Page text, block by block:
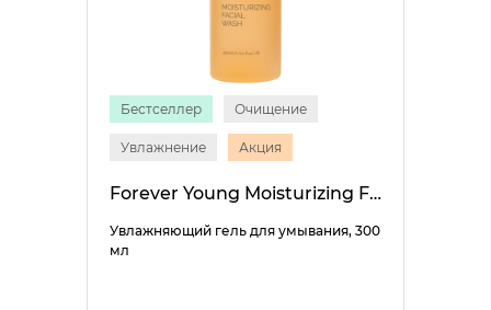
Бестселлер Очищение
Увлажнение Акция
Forever Young Moisturizing Facial Wash
Увлажняющий гель для умывания, 300
мл